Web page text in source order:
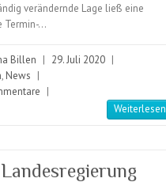
verändernde Lage ließ eine
Termin-…
Billen | 29. Juli 2020 |
, News |
|
Weiterlesen